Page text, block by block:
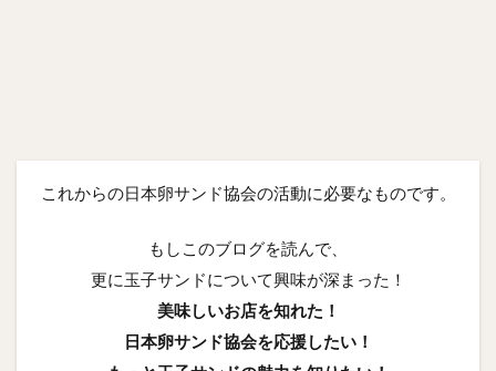
これからの日本卵サンド協会の活動に必要なものです。
もしこのブログを読んで、
更に玉子サンドについて興味が深まった！
美味しいお店を知れた！
日本卵サンド協会を応援したい！